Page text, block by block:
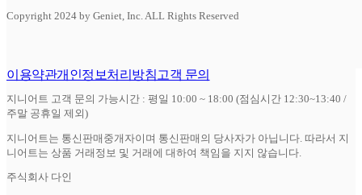
Copyright 2024 by Geniet, Inc. ALL Rights Reserved
이용약관개인정보처리방침고객 문의
지니어트 고객 문의 가능시간 : 평일 10:00 ~ 18:00 (점심시간 12:30~13:40 /
주말 공휴일 제외)
지니어트는 통신판매중개자이며 통신판매의 당사자가 아닙니다. 따라서 지
니어트는 상품 거래정보 및 거래에 대하여 책임을 지지 않습니다.
주식회사 다인